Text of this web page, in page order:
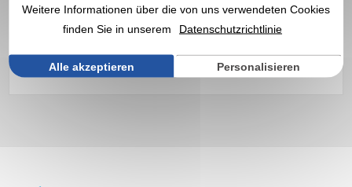
Werbetattoos, personalisierbar mit Ihrem Logo ✔️
Sonderanfertigungen von Prämien und Werbegeschenken ✔️
Firmengeschenke seit 1998
Weitere Informationen über die von uns verwendeten Cookies
finden Sie in unserem
Datenschutzrichtlinie
Alle akzeptieren Personalisieren